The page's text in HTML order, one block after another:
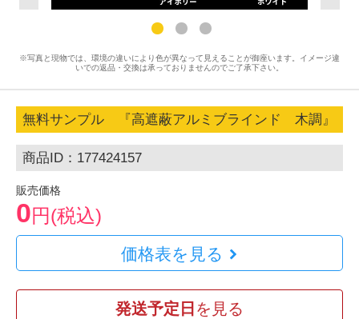
※写真と現物では、環境の違いにより色が異なって見えることが御座います。イメージ違
いでの返品・交換は承っておりませんのでご了承下さい。
無料サンプル 『高遮蔽アルミブラインド 木調』
商品ID：177424157
販売価格
0円(税込)
価格表を見る
発送予定日 を見る